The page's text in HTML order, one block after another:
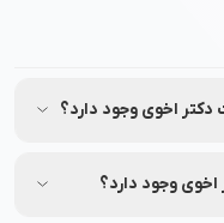
امکان دسترسی
با شماره90008472
دکتر اخوی
شهرها، با شماره
اخوی وجود دارد؟
خریداری کنید.
وجود دارد؟